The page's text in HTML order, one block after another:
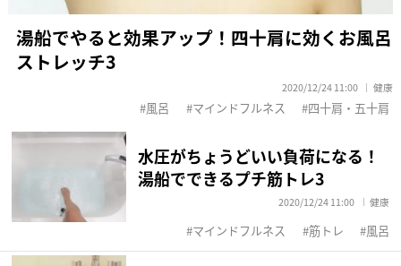
湯船でやると効果アップ！四十肩に効くお風呂
ストレッチ3
2020/12/24 11:00 健康
風呂 マインドフルネス 四十肩・五十肩
水圧がちょうどいい負荷になる！
湯船でできるプチ筋トレ3
2020/12/24 11:00 健康
マインドフルネス 筋トレ 風呂